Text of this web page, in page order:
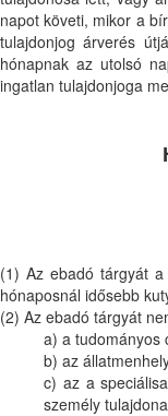
napot követi, mikor a
tulajdonjog árverés
hónapnak az utolsó
ingatlan tulajdonjoga
(1) Az ebadó tárgyát
hónaposnál idősebb
(2) Az ebadó tárgyát
a) a tudományos
b) az
c) az a
személy